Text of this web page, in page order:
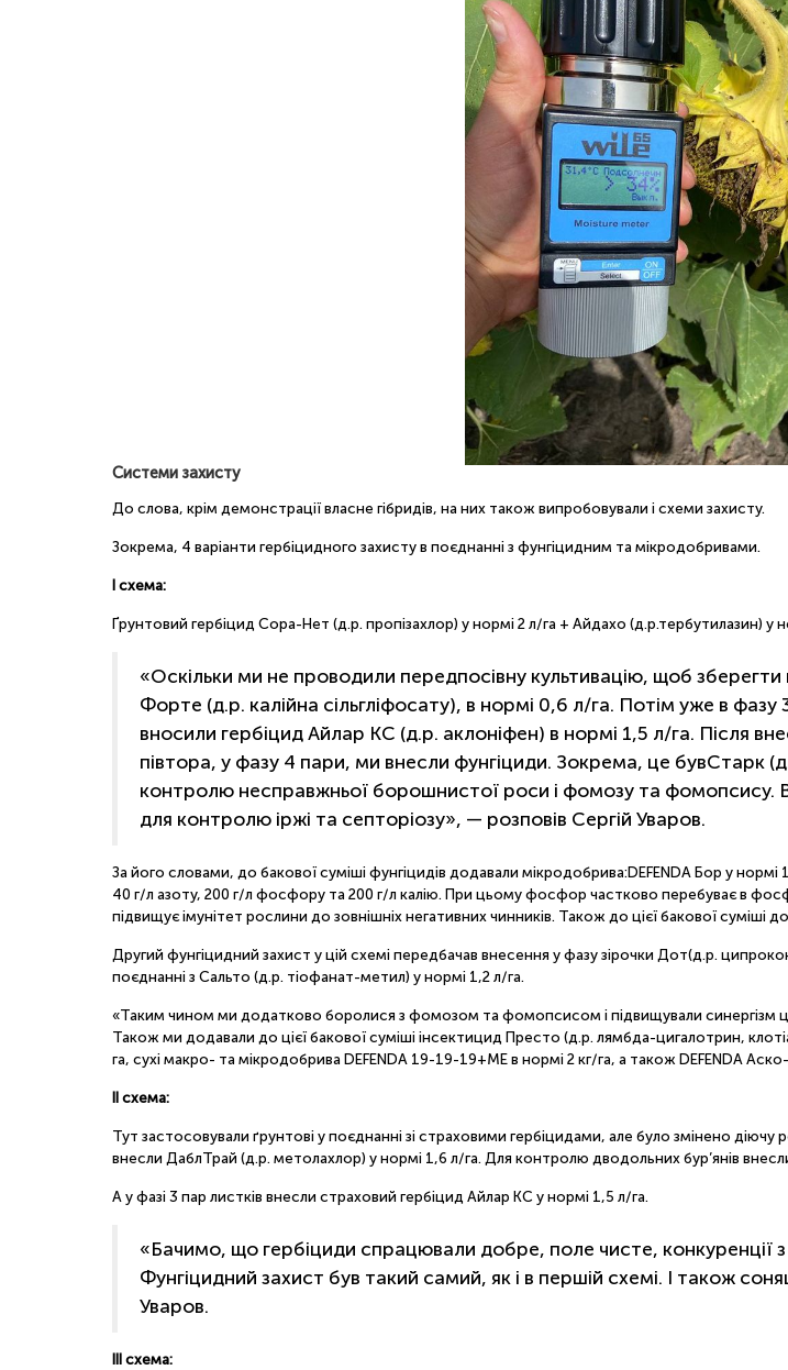
Системи захисту
До слова, крім демонстрації власне гібридів, на них також випробовували і схеми захисту.
Зокрема, 4 варіанти гербіцидного захисту в поєднанні з фунгіцидним та мікродобривами.
І схема:
Ґрунтовий гербіцид Сора-Нет (д.р. пропізахлор) у нормі 2 л/га + Айдахо (д.р.тербутилазин) у
«Оскільки ми не проводили передпосівну культивацію, щоб
Форте (д.р. калійна сільгліфосату), в нормі 0,6 л/га. Потім уже в
вносили гербіцид Айлар КС (д.р. аклоніфен) в нормі 1,5 л/га. Після
півтора, у фазу 4 пари, ми внесли фунгіциди. Зокрема, це бувСтарк
контролю несправжньої борошнистої роси і фомозу та фомопсису.
для контролю іржі та септоріозу», — розповів Сергій Уваров.
За його словами, до бакової суміші фунгіцидів додавали мікродобрива:DEFENDA Бор у
40 г/л азоту, 200 г/л фосфору та 200 г/л калію. При цьому фосфор частково перебуває в
підвищує імунітет рослини до зовнішніх негативних чинників. Також до цієї бакової
Другий фунгіцидний захист у цій схемі передбачав внесення у фазу зірочки Дот(д.р.
поєднанні з Сальто (д.р. тіофанат-метил) у нормі 1,2 л/га.
«Таким чином ми додатково боролися з фомозом та фомопсисом і підвищували синергізм
Також ми додавали до цієї бакової суміші інсектицид Престо (д.р. лямбда-цигалотрин,
га, сухі макро- та мікродобрива DEFENDA 19-19-19+МЕ в нормі 2 кг/га, а також DEFENDA
ІІ схема:
Тут застосовували ґрунтові у поєднанні зі страховими гербіцидами, але було змінено
внесли ДаблТрай (д.р. метолахлор) у нормі 1,6 л/га. Для контролю дводольних бур’янів
А у фазі 3 пар листків внесли страховий гербіцид Айлар КС у нормі 1,5 л/га.
«Бачимо, що гербіциди спрацювали добре, поле чисте, конкуренції
Фунгіцидний захист був такий самий, як і в першій схемі. І також
Уваров.
ІІІ схема: